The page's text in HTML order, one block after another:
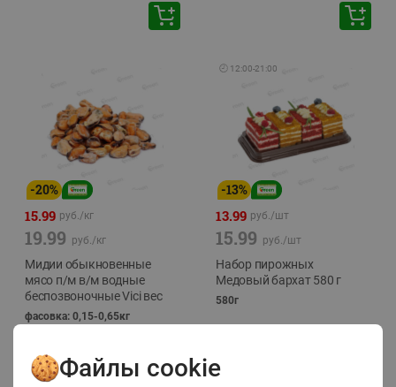
-20%
15.99 руб./кг
19.99 руб./кг
Мидии обыкновенные
мясо п/м в/м водные
беспозвоночные Vici вес
фасовка: 0,15-0,65кг
🕘 12:00-21:00
-13%
13.99 руб./шт
15.99 руб./шт
Набор пирожных
Медовый бархат 580 г
580г
Файлы cookie